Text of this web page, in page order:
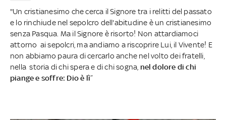
"Un cristianesimo che cerca il Signore tra i relitti del passato
e lo rinchiude nel sepolcro dell'abitudine è un cristianesimo
senza Pasqua. Ma il Signore è risorto! Non attardiamoci
attorno ai sepolcri, ma andiamo a riscoprire Lui, il Vivente! E
non abbiamo paura di cercarlo anche nel volto dei fratelli,
nella storia di chi spera e di chi sogna, nel dolore di chi
piange e soffre: Dio è lì”